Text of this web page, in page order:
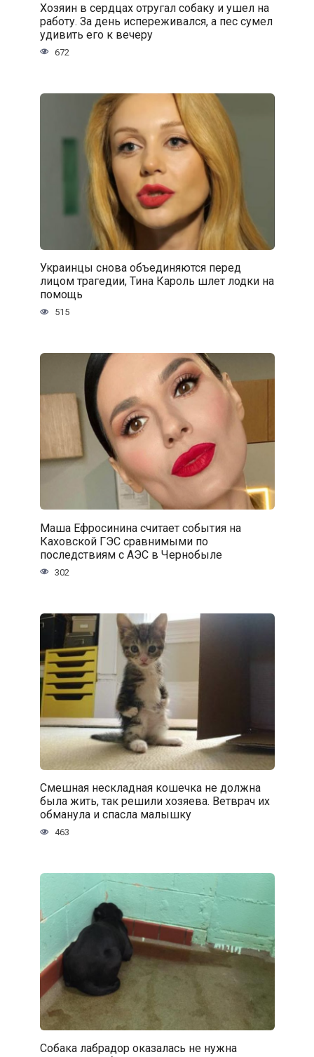
Хозяин в сердцах отругал собаку и ушел на
работу. За день испереживался, а пес сумел
удивить его к вечеру
672
Украинцы снова объединяются перед
лицом трагедии, Тина Кароль шлет лодки на
помощь
515
Маша Ефросинина считает события на
Каховской ГЭС сравнимыми по
последствиям с АЭС в Чернобыле
302
Смешная нескладная кошечка не должна
была жить, так решили хозяева. Ветврач их
обманула и спасла малышку
463
Собака лабрадор оказалась не нужна